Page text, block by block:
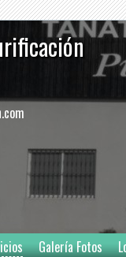
Galería Fotos